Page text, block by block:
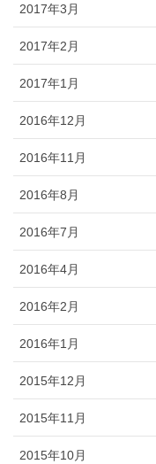
2017年3月
2017年2月
2017年1月
2016年12月
2016年11月
2016年8月
2016年7月
2016年4月
2016年2月
2016年1月
2015年12月
2015年11月
2015年10月